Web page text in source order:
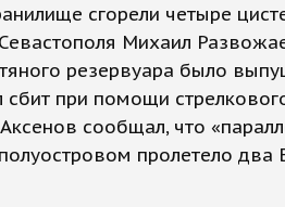
сгорели четыре
Михаил
резервуара было
при помощи
сообщал, что
пролетело два